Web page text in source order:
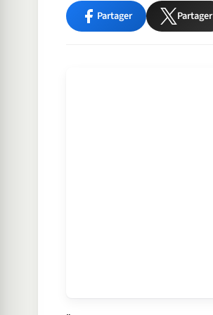
Partager Partager